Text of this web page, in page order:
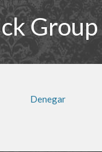
Denegar
Group